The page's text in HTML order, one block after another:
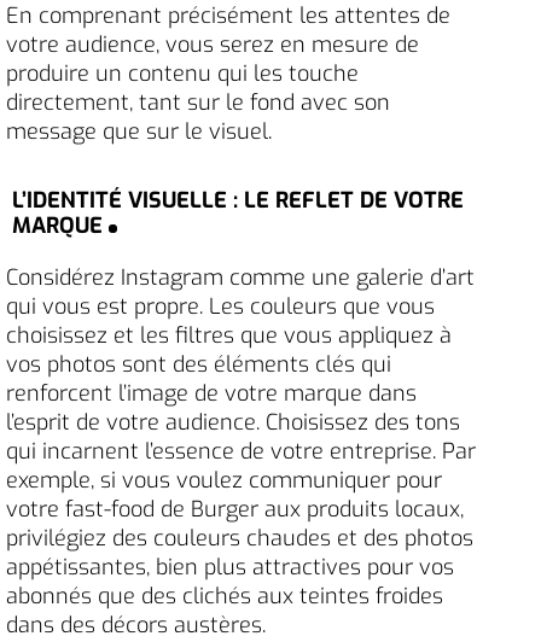
En comprenant précisément les attentes de
votre audience, vous serez en mesure de
produire un contenu qui les touche
directement, tant sur le fond avec son
message que sur le visuel.
L’IDENTITÉ VISUELLE : LE REFLET DE VOTRE
MARQUE
Considérez Instagram comme une galerie d’art
qui vous est propre. Les couleurs que vous
choisissez et les filtres que vous appliquez à
vos photos sont des éléments clés qui
renforcent l’image de votre marque dans
l’esprit de votre audience. Choisissez des tons
qui incarnent l’essence de votre entreprise. Par
exemple, si vous voulez communiquer pour
votre fast-food de Burger aux produits locaux,
privilégiez des couleurs chaudes et des photos
appétissantes, bien plus attractives pour vos
abonnés que des clichés aux teintes froides
dans des décors austères.